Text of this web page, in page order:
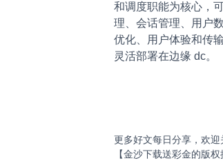
和调度职能为核心，
理、会话管理、用户
优化、用户体验和传
灵活部署在边缘 dc。
更多好文每日分享，欢
【金沙下载送彩金的版